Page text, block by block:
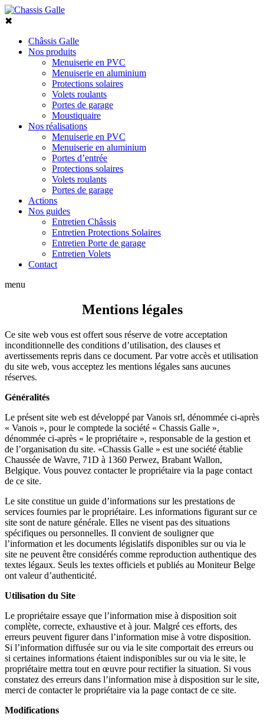
✖
Châssis Galle
Nos produits
Menuiserie en PVC
Menuiserie en aluminium
Protections solaires
Volets roulants
Portes de garage
Moustiquaire
Nos réalisations
Menuiserie en PVC
Menuiserie en aluminium
Portes d’entrée
Protections solaires
Volets roulants
Portes de garage
Actions
Nos guides
Entretien Châssis
Entretien Protections Solaires
Entretien Porte de garage
Entretien Volets
Contact
menu
Mentions légales
Ce site web vous est offert sous réserve de votre acceptation
inconditionnelle des conditions d’utilisation, des clauses et
avertissements repris dans ce document. Par votre accès et utilisation
du site web, vous acceptez les mentions légales sans aucunes
réserves.
Généralités
Le présent site web est développé par Vanois srl, dénommée ci-après
« Vanois », pour le comptede la société « Chassis Galle »,
dénommée ci-après « le propriétaire », responsable de la gestion et
de l’organisation du site. «Chassis Galle » est une société établie
Chaussée de Wavre, 71D à 1360 Perwez, Brabant Wallon,
Belgique. Vous pouvez contacter le propriétaire via la page contact
de ce site.
Le site constitue un guide d’informations sur les prestations de
services fournies par le propriétaire. Les informations figurant sur ce
site sont de nature générale. Elles ne visent pas des situations
spécifiques ou personnelles. Il convient de souligner que
l’information et les documents législatifs disponibles sur ou via le
site ne peuvent être considérés comme reproduction authentique des
textes légaux. Seuls les textes officiels et publiés au Moniteur Belge
ont valeur d’authenticité.
Utilisation du Site
Le propriétaire essaye que l’information mise à disposition soit
complète, correcte, exhaustive et à jour. Malgré ces efforts, des
erreurs peuvent figurer dans l’information mise à votre disposition.
Si l’information diffusée sur ou via le site comportait des erreurs ou
si certaines informations étaient indisponibles sur ou via le site, le
propriétaire mettra tout en œuvre pour rectifier la situation. Si vous
constatez des erreurs dans l’information mise à disposition sur le site,
merci de contacter le propriétaire via la page contact de ce site.
Modifications